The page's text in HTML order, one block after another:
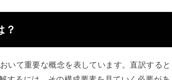
？
いて重要な概念を表しています。直訳すると